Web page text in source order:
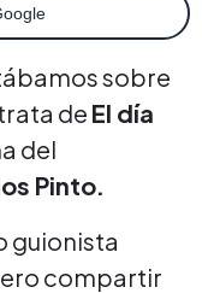
sobre
de El día
del
Pinto.
guionista
compartir